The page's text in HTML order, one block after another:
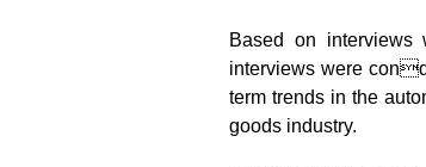
Based on interviews
interviews were
term trends in the
goods industry.